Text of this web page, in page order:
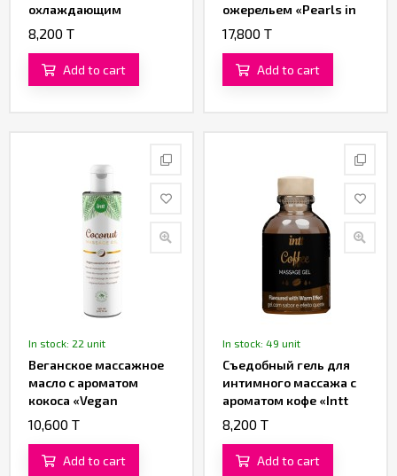
охлаждающим
эффектом «Frost
Massage Gel» от «Intt»
(30 ML)
8,200 T
Add to cart
ожерельем «Pearls in
Love» от «Intt» (15 ML)
17,800 T
Add to cart
In stock: 22 unit
Веганское массажное
масло с ароматом
кокоса «Vegan
Coconut» от «Intt» (150
ML)
10,600 T
Add to cart
In stock: 49 unit
Съедобный гель для
интимного массажа с
ароматом кофе «Intt
Coffee Massage Gel» от
«Intt» (30 ML)
8,200 T
Add to cart